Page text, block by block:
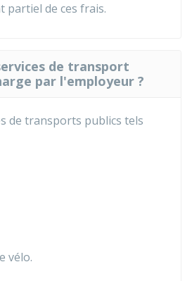
partiel de ces frais.
de transport
par l'employeur ?
de transports publics tels
vélo.